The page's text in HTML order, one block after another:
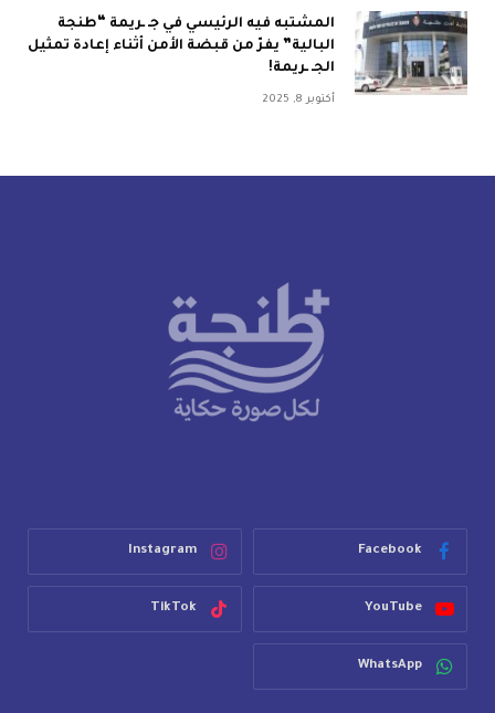
المشتبه فيه الرئيسي في جـ ـريمة “طنجة
البالية” يفرّ من قبضة الأمن أثناء إعادة تمثيل
الجـ ـريمة!
أكتوبر 8, 2025
Facebook
Instagram
YouTube
TikTok
WhatsApp